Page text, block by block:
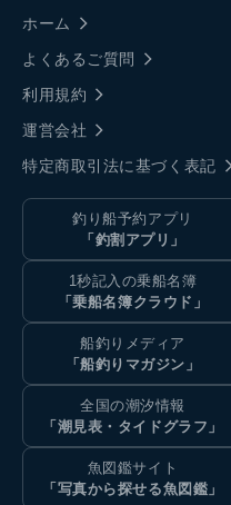
ホーム
よくあるご質問
利用規約
運営会社
特定商取引法に基づく表記
釣り船予約アプリ
「釣割アプリ」
1秒記入の乗船名簿
「乗船名簿クラウド」
船釣りメディア
「船釣りマガジン」
全国の潮汐情報
「潮見表・タイドグラフ」
魚図鑑サイト
「写真から探せる魚図鑑」